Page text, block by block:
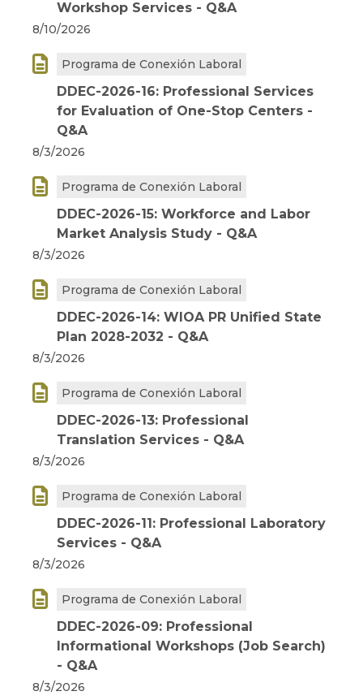
Workshop Services - Q&A
8/10/2026
 Programa de Conexión Laboral
DDEC-2026-16: Professional Services
for Evaluation of One-Stop Centers -
Q&A
8/3/2026
 Programa de Conexión Laboral
DDEC-2026-15: Workforce and Labor
Market Analysis Study - Q&A
8/3/2026
 Programa de Conexión Laboral
DDEC-2026-14: WIOA PR Unified State
Plan 2028-2032 - Q&A
8/3/2026
 Programa de Conexión Laboral
DDEC-2026-13: Professional
Translation Services - Q&A
8/3/2026
 Programa de Conexión Laboral
DDEC-2026-11: Professional Laboratory
Services - Q&A
8/3/2026
 Programa de Conexión Laboral
DDEC-2026-09: Professional
Informational Workshops (Job Search)
- Q&A
8/3/2026